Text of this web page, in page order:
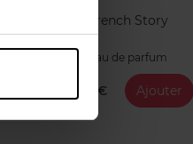
French Story
Eau de parfum
19,99 € Ajouter